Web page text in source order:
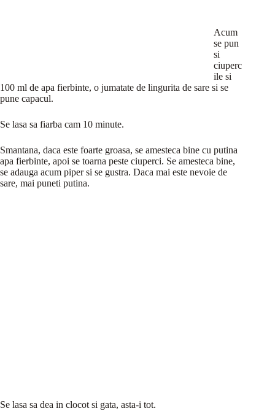
Acum
se pun
si
ciuperc
ile si
100 ml de apa fierbinte, o jumatate de lingurita de sare si se
pune capacul.
Se lasa sa fiarba cam 10 minute.
Smantana, daca este foarte groasa, se amesteca bine cu putina
apa fierbinte, apoi se toarna peste ciuperci. Se amesteca bine,
se adauga acum piper si se gustra. Daca mai este nevoie de
sare, mai puneti putina.
Se lasa sa dea in clocot si gata, asta-i tot.